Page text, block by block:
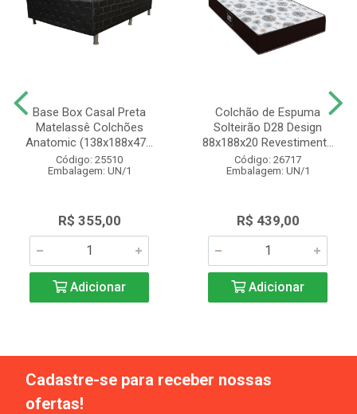
Base Box Casal Preta
Matelassê Colchões
Anatomic (138x188x47...
Código: 25510
Embalagem: UN/1
R$ 355,00
Adicionar
Colchão de Espuma
Solteirão D28 Design
88x188x20 Revestiment...
Código: 26717
Embalagem: UN/1
R$ 439,00
Adicionar
Cadastre-se para receber nossas
ofertas!